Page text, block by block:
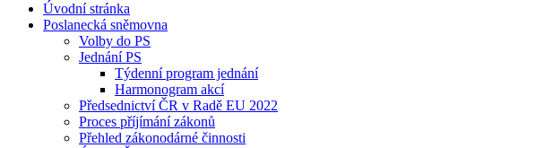
Úvodní stránka
Poslanecká sněmovna
Volby do PS
Jednání PS
Týdenní program jednání
Harmonogram akcí
Předsednictví ČR v Radě EU 2022
Proces příjímání zákonů
Přehled zákonodárné činnosti